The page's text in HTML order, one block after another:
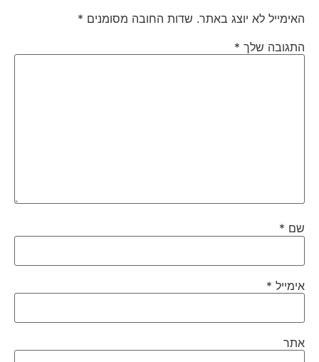
האימייל לא יוצג באתר. שדות החובה מסומנים*
התגובה שלך*
שם*
אימייל*
אתר